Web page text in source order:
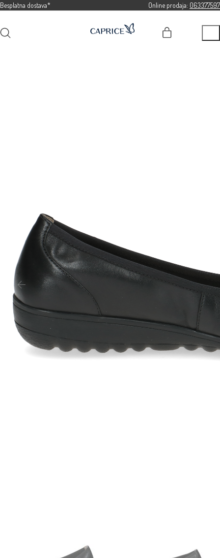
Besplatna dostava* Online prodaja: 063377597